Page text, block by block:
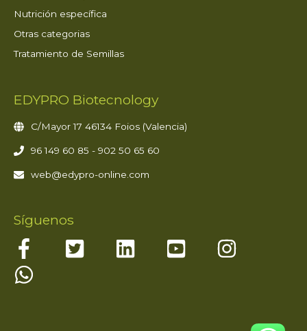
Nutrición específica
Otras categorias
Tratamiento de Semillas
EDYPRO Biotecnology
C/Mayor 17 46134 Foios (Valencia)
96 149 60 85 - 902 50 65 60
web@edypro-online.com
Síguenos